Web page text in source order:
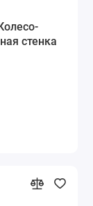
стенка